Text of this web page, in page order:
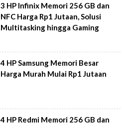
3 HP Infinix Memori 256 GB dan
NFC Harga Rp1 Jutaan, Solusi
Multitasking hingga Gaming
4 HP Samsung Memori Besar
Harga Murah Mulai Rp1 Jutaan
4 HP Redmi Memori 256 GB dan